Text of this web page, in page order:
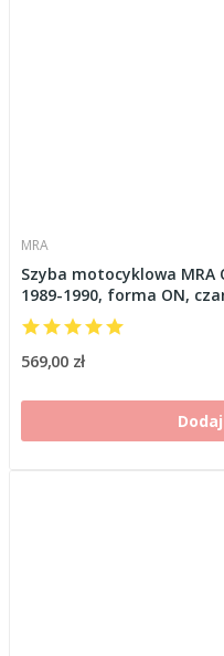
MRA
Szyba motocyklowa MRA
1989-1990, forma ON,
569,00 zł